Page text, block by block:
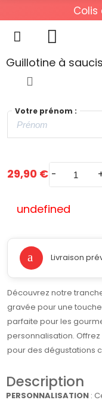
Colis
Guillotine à
Votre prénom :
29,90 € -
undefined
Livraison
Découvrez notre
gravée pour une
parfaite pour les
personnalisation.
pour des dégustations
Description
PERSONNALISATION :